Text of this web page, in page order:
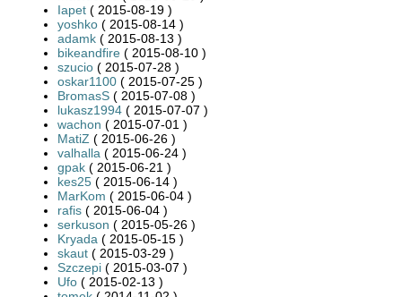
Iapet ( 2015-08-19 )
yoshko ( 2015-08-14 )
adamk ( 2015-08-13 )
bikeandfire ( 2015-08-10 )
szucio ( 2015-07-28 )
oskar1100 ( 2015-07-25 )
BromasS ( 2015-07-08 )
lukasz1994 ( 2015-07-07 )
wachon ( 2015-07-01 )
MatiZ ( 2015-06-26 )
valhalla ( 2015-06-24 )
gpak ( 2015-06-21 )
kes25 ( 2015-06-14 )
MarKom ( 2015-06-04 )
rafis ( 2015-06-04 )
serkuson ( 2015-05-26 )
Kryada ( 2015-05-15 )
skaut ( 2015-03-29 )
Szczepi ( 2015-03-07 )
Ufo ( 2015-02-13 )